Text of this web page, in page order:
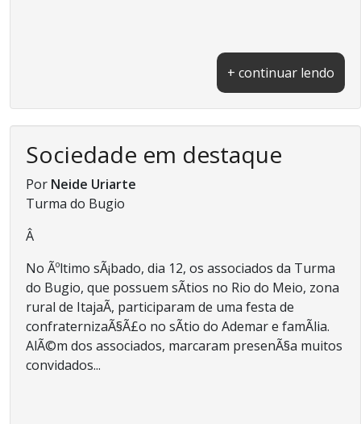
+ continuar lendo
Sociedade em destaque
Por Neide Uriarte
Turma do Bugio
Â
No Ãºltimo sÃ¡bado, dia 12, os associados da Turma
do Bugio, que possuem sÃ­tios no Rio do Meio, zona
rural de ItajaÃ­, participaram de uma festa de
confraternizaÃ§Ã£o no sÃ­tio do Ademar e famÃ­lia.
AlÃ©m dos associados, marcaram presenÃ§a muitos
convidados...